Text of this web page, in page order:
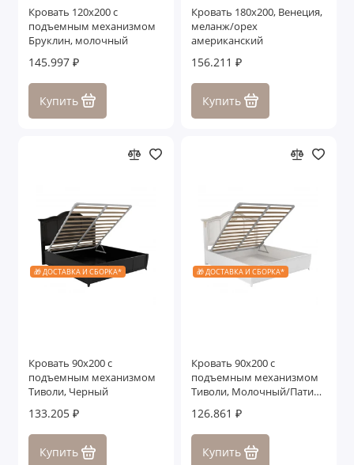
Кровать 120x200 с
подъемным механизмом
Бруклин, молочный
145.997 ₽
Купить
Кровать 180x200, Венеция,
меланж/орех
американский
156.211 ₽
Купить
🎁 ДОСТАВКА И СБОРКА*
Кровать 90x200 с
подъемным механизмом
Тиволи, Черный
133.205 ₽
Купить
🎁 ДОСТАВКА И СБОРКА*
Кровать 90x200 с
подъемным механизмом
Тиволи, Молочный/Патина
126.861 ₽
Купить